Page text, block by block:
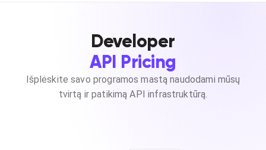
Developer
API Pricing
Išplėskite savo programos mastą naudodami mūsų
tvirtą ir patikimą API infrastruktūrą.